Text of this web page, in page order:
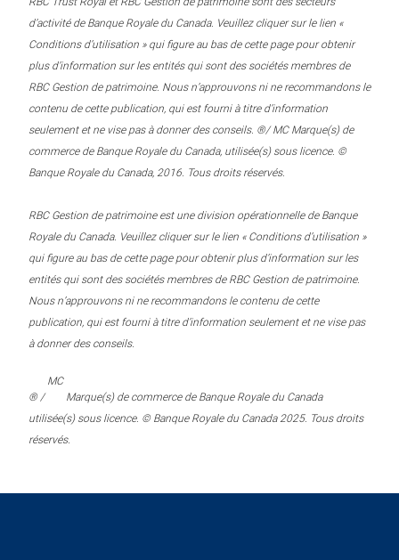
d’activité de Banque Royale du Canada. Veuillez cliquer sur le lien «
Conditions d’utilisation » qui figure au bas de cette page pour obtenir
plus d’information sur les entités qui sont des sociétés membres de
RBC Gestion de patrimoine. Nous n’approuvons ni ne recommandons le
contenu de cette publication, qui est fourni à titre d’information
seulement et ne vise pas à donner des conseils. ®/ MC Marque(s) de
commerce de Banque Royale du Canada, utilisée(s) sous licence. ©
Banque Royale du Canada, 2016. Tous droits réservés.
RBC Gestion de patrimoine est une division opérationnelle de Banque
Royale du Canada. Veuillez cliquer sur le lien « Conditions d’utilisation »
qui figure au bas de cette page pour obtenir plus d’information sur les
entités qui sont des sociétés membres de RBC Gestion de patrimoine.
Nous n’approuvons ni ne recommandons le contenu de cette
publication, qui est fourni à titre d’information seulement et ne vise pas
à donner des conseils.
® /
MC
Marque(s) de commerce de Banque Royale du Canada
utilisée(s) sous licence. © Banque Royale du Canada 2025. Tous droits
réservés.